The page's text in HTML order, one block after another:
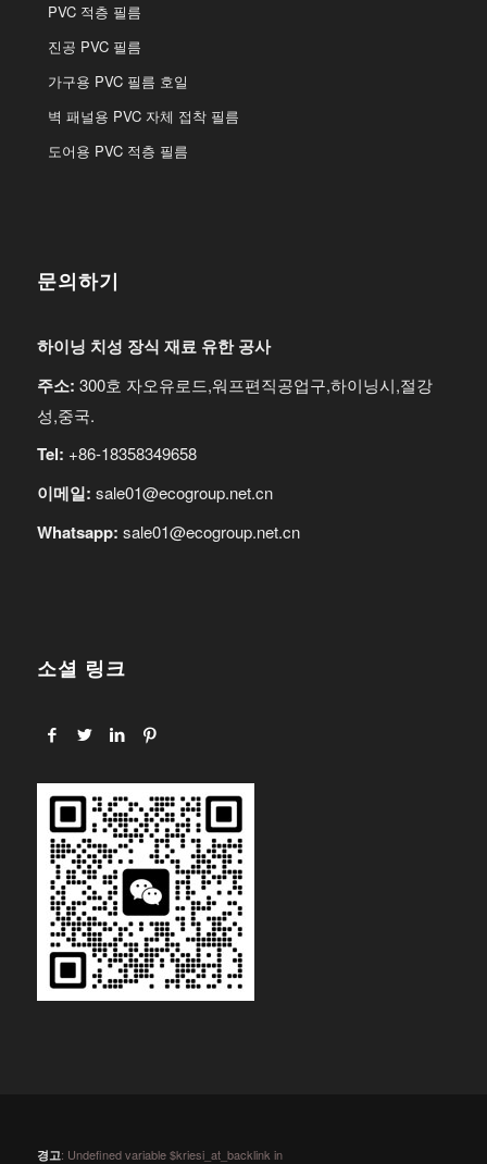
PVC 적층 필름
진공 PVC 필름
가구용 PVC 필름 호일
벽 패널용 PVC 자체 접착 필름
도어용 PVC 적층 필름
문의하기
하이닝 치성 장식 재료 유한 공사
주소: 300호 자오유로드,워프편직공업구,하이닝시,절강
성,중국.
Tel: +86-18358349658
이메일: sale01@ecogroup.net.cn
Whatsapp: sale01@ecogroup.net.cn
소셜 링크
경고: Undefined variable $kriesi_at_backlink in